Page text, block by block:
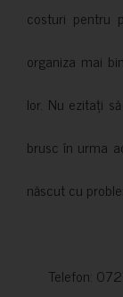
costuri pentru
organiza mai
lor. Nu ezitați
brusc în urma
născut cu
Telefon: